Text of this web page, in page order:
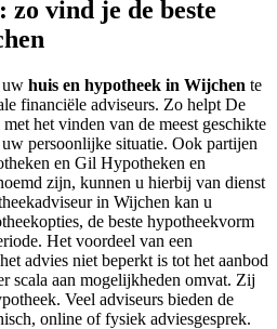
zo vind je de beste
uw huis en hypotheek in Wijchen te
financiële adviseurs. Zo helpt De
het vinden van de meest geschikte
persoonlijke situatie. Ook partijen
en Gil Hypotheken en
zijn, kunnen u hierbij van dienst
in Wijchen kan u
de beste hypotheekvorm
Het voordeel van een
advies niet beperkt is tot het aanbod
scala aan mogelijkheden omvat. Zij
Veel adviseurs bieden de
online of fysiek adviesgesprek.